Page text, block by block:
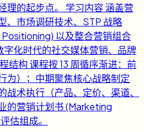
理的起步点。 学习内容 涵盖营
、市场调研技术、STP 战略
以及整合营销组合
化时代的社交媒体营销、品牌
结构 课程按 13 周循序渐进：前
为）；中期聚焦核心战略制定
战术执行（产品、定价、渠道、
的营销计划书 (Marketing
估组成。